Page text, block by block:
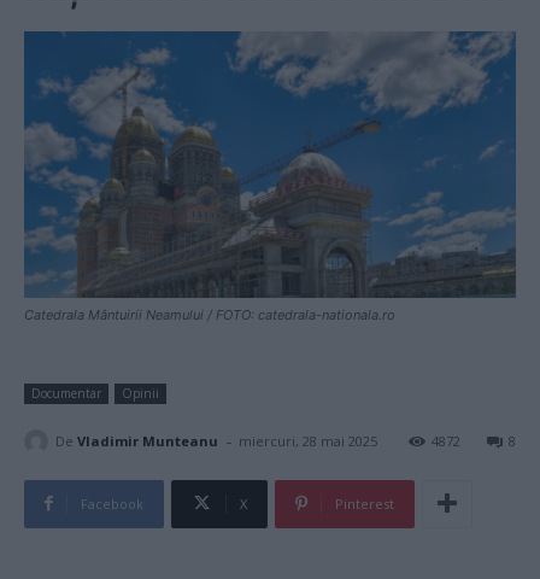
Catedrala Mântuirii Neamului / FOTO: catedrala-nationala.ro
Documentar Opinii
De Vladimir Munteanu - miercuri, 28 mai 2025 8
4872
Facebook X Pinterest